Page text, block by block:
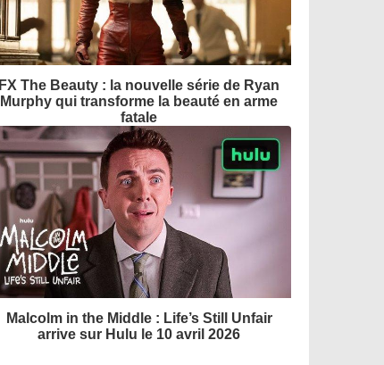
FX The Beauty : la nouvelle série de Ryan
Murphy qui transforme la beauté en arme
fatale
Malcolm in the Middle : Life’s Still Unfair
arrive sur Hulu le 10 avril 2026